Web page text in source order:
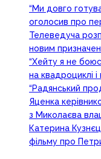
“Ми довго
оголосив про
Телеведуча
новим
“Хейту я не
на квадроциклі і
“Радянський
Яценка
з Миколаєва
Катерина
фільму про